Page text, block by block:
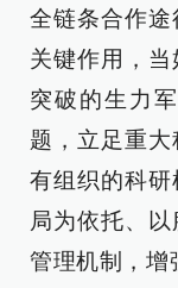
全链条合作
关键作用，
突破的生力
题，立足重
有组织的科
局为依托、
管理机制，增